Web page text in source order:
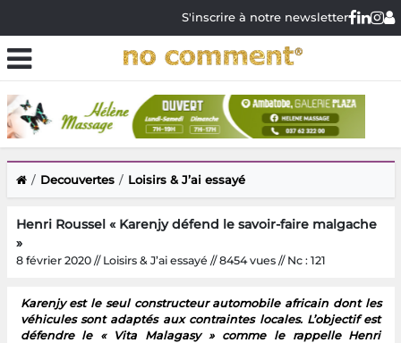
S'inscrire à notre newsletter
Decouvertes Loisirs & J’ai essayé
Henri Roussel « Karenjy défend le savoir-faire malgache
»
8 février 2020 // Loisirs & J’ai essayé // 8454 vues // Nc : 121
Karenjy est le seul constructeur automobile africain dont les
véhicules sont adaptés aux contraintes locales. L’objectif est
défendre le « Vita Malagasy » comme le rappelle Henri